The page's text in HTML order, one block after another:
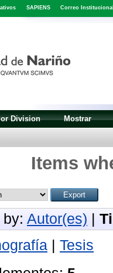
SAPIENS Correo
Division Mostrar
Items
by: Autor(es) |
| Tesis